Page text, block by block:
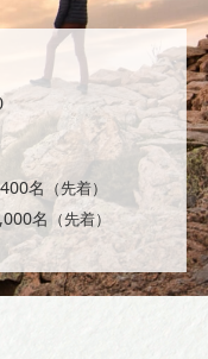
名 （先着）
名 （先着）